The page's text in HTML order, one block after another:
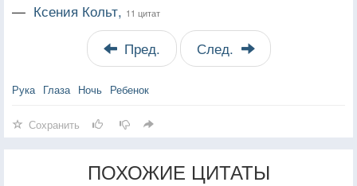
— Ксения Кольт, 11 цитат
Пред. След.
Рука Глаза Ночь Ребенок
Сохранить
ПОХОЖИЕ ЦИТАТЫ